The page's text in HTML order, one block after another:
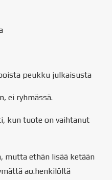
peukku julkaisusta
ei ryhmässä.
kun tuote on vaihtanut
mutta ethän lisää ketään
ao.henkilöltä